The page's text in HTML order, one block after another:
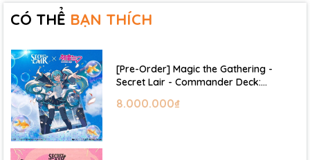
CÓ THỂ BẠN THÍCH
[Pre-Order] Magic the Gathering -
Secret Lair - Commander Deck:
8.000.000₫